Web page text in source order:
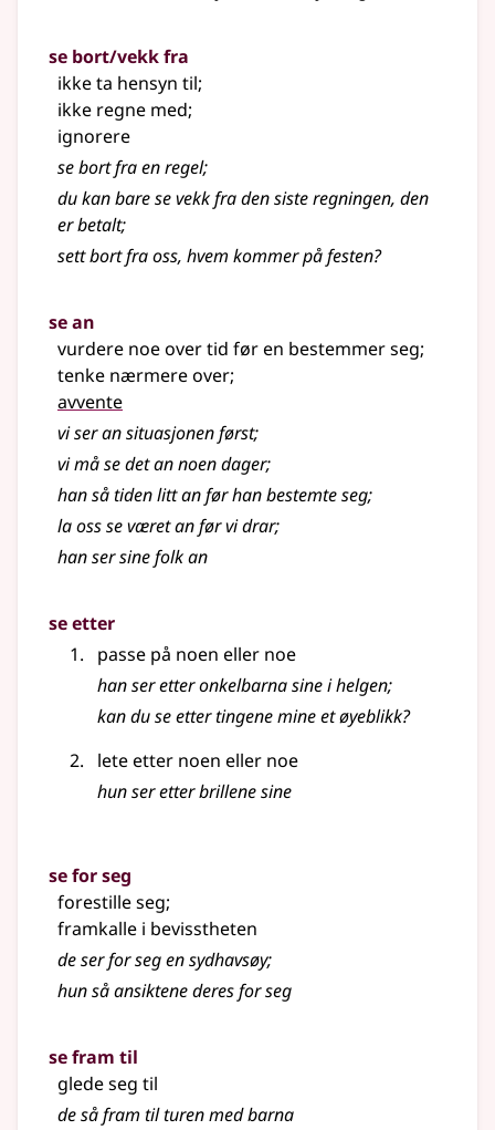
se bort/vekk fra
ikke ta hensyn til;
ikke regne med;
ignorere
se bort fra en regel;
du kan bare se vekk fra den siste regningen, den
er betalt;
sett bort fra oss, hvem kommer på festen?
se an
vurdere noe over tid før en bestemmer seg;
tenke nærmere over;
avvente
vi ser an situasjonen først;
vi må se det an noen dager;
han så tiden litt an før han bestemte seg;
la oss se været an før vi drar;
han ser sine folk an
se etter
passe på noen eller noe
han ser etter onkelbarna sine i helgen;
kan du se etter tingene mine et øyeblikk?
lete etter noen eller noe
hun ser etter brillene sine
se for seg
forestille seg;
framkalle i bevisstheten
de ser for seg en sydhavsøy;
hun så ansiktene deres for seg
se fram til
glede seg til
de så fram til turen med barna